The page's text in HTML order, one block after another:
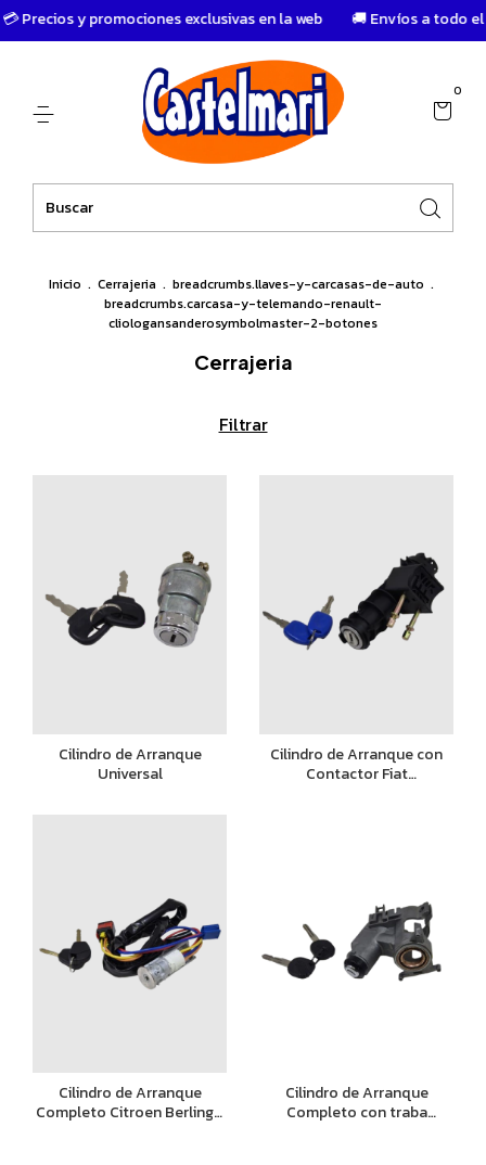
y promociones exclusivas en la web 🚚 Envíos a todo el país
0
Inicio . Cerrajeria . breadcrumbs.llaves-y-carcasas-de-auto .
breadcrumbs.carcasa-y-telemando-renault-
cliologansanderosymbolmaster-2-botones
Cerrajeria
Filtrar
Cilindro de Arranque
Universal
Cilindro de Arranque con
Contactor Fiat
Cilindro de Arranque
Completo Citroen Berlingo
Cilindro de Arranque
Completo con traba